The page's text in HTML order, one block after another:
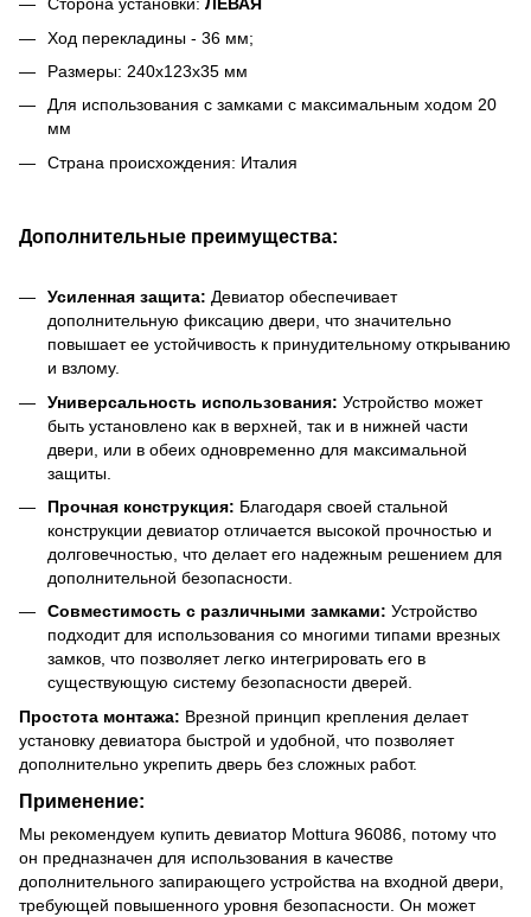
Ход перекладины - 36 мм;
Размеры: 240x123x35 мм
Для использования с замками с максимальным ходом 20
мм
Страна происхождения: Италия
Дополнительные преимущества:
Усиленная защита: Девиатор обеспечивает
дополнительную фиксацию двери, что значительно
повышает ее устойчивость к принудительному открыванию
и взлому.
Универсальность использования: Устройство может
быть установлено как в верхней, так и в нижней части
двери, или в обеих одновременно для максимальной
защиты.
Прочная конструкция: Благодаря своей стальной
конструкции девиатор отличается высокой прочностью и
долговечностью, что делает его надежным решением для
дополнительной безопасности.
Совместимость с различными замками: Устройство
подходит для использования со многими типами врезных
замков, что позволяет легко интегрировать его в
существующую систему безопасности дверей.
Простота монтажа: Врезной принцип крепления делает
установку девиатора быстрой и удобной, что позволяет
дополнительно укрепить дверь без сложных работ.
Применение:
Мы рекомендуем купить девиатор Mottura 96086, потому что
он предназначен для использования в качестве
дополнительного запирающего устройства на входной двери,
требующей повышенного уровня безопасности. Он может